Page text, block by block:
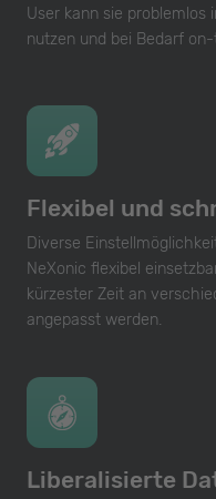
User kann sie problemlos
nutzen und bei Bedarf
Flexibel und
Diverse
NeXonic flexibel
kürzester Zeit an
angepasst werden.
Liberalisierte